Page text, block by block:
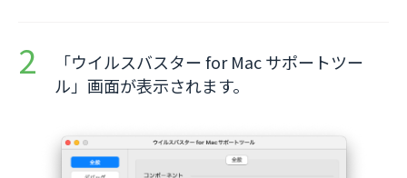
「ウイルスバスター for Mac サポートツー
ル」画面が表示されます。